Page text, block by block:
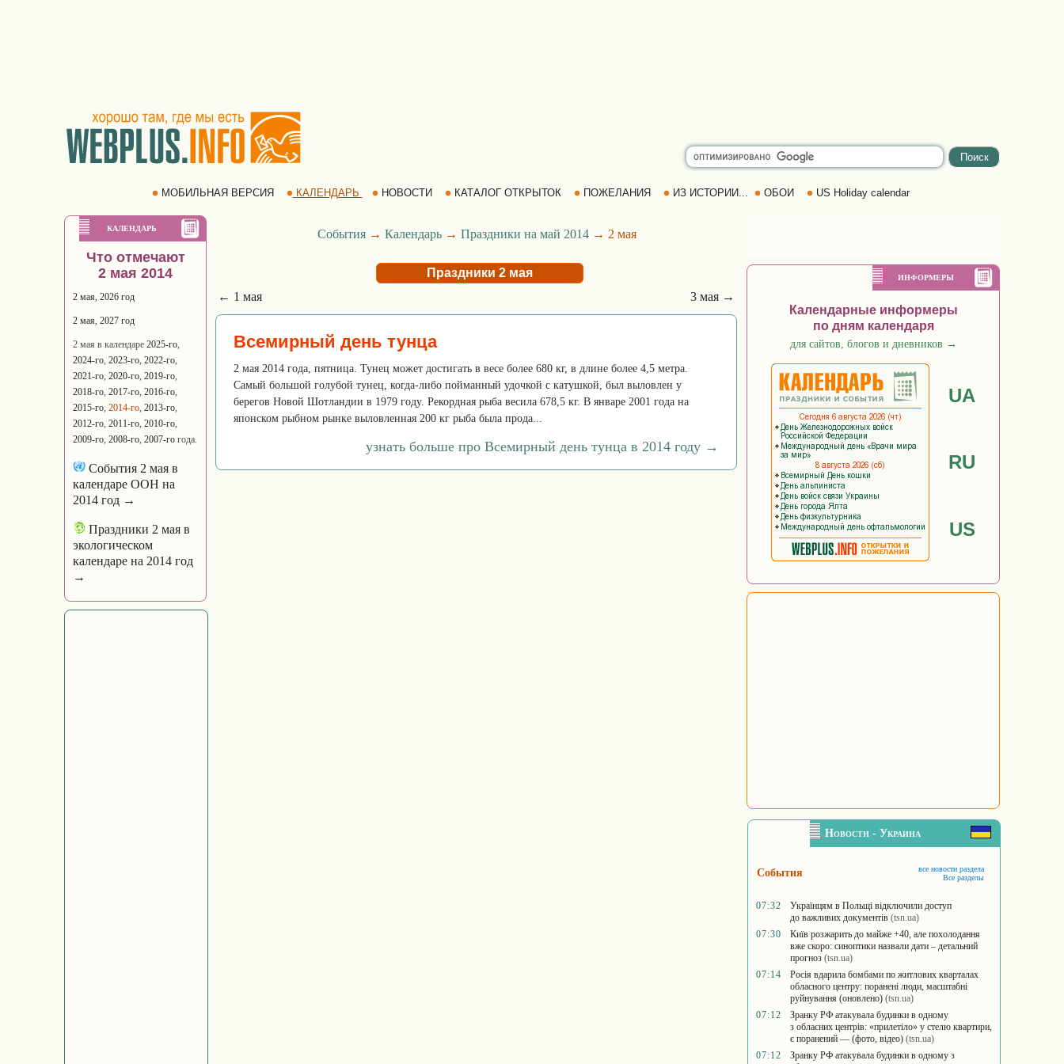
МОБИЛЬНАЯ ВЕРСИЯ КАЛЕНДАРЬ НОВОСТИ КАТАЛОГ ОТКРЫТОК ПОЖЕЛАНИЯ ИЗ ИСТОРИИ... ОБОИ US Holiday calendar
КАЛЕНДАРЬ
Что отмечают
2 мая 2014
2 мая, 2026 год
2 мая, 2027 год
2 мая в календаре 2025-го,
2024-го, 2023-го, 2022-го,
2021-го, 2020-го, 2019-го,
2018-го, 2017-го, 2016-го,
2015-го, 2014-го, 2013-го,
2012-го, 2011-го, 2010-го,
2009-го, 2008-го, 2007-го года.
События 2 мая в
календаре ООН на
2014 год →
Праздники 2 мая в
экологическом
календаре на 2014 год
→
События→ Календарь→ Праздники на май 2014→ 2 мая
Праздники 2 мая
← 1 мая
3 мая →
Всемирный день тунца
2 мая 2014 года, пятница. Тунец может достигать в весе более 680 кг, в длине более 4,5 метра.
Самый большой голубой тунец, когда-либо пойманный удочкой с катушкой, был выловлен у
берегов Новой Шотландии в 1979 году. Рекордная рыба весила 678,5 кг. В январе 2001 года на
японском рыбном рынке выловленная 200 кг рыба была прода...
узнать больше про Всемирный день тунца в 2014 году →
ИНФОРМЕРЫ
Календарные информеры
по дням календаря
для сайтов, блогов и дневников →
UA
RU
US
Новости - Украина
События
все новости раздела
Все разделы
07:32
Українцям в Польщі відключили доступ
до важливих документів (tsn.ua)
07:30
Київ розжарить до майже +40, але похолодання
вже скоро: синоптики назвали дати – детальний
прогноз (tsn.ua)
07:14
Росія вдарила бомбами по житлових кварталах
обласного центру: поранені люди, масштабні
руйнування (оновлено) (tsn.ua)
07:12
Зранку РФ атакувала будинки в одному
з обласних центрів: «прилетіло» у стелю квартири,
є поранений — (фото, відео) (tsn.ua)
07:12
Зранку РФ атакувала будинки в одному з